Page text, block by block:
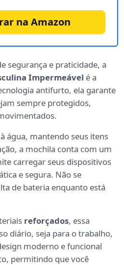
na Amazon
segurança e praticidade, a
Impermeável é a
antifurto, ela garante
sempre protegidos,
água, mantendo seus itens
a mochila conta com um
carregar seus dispositivos
e segura. Não se
de bateria enquanto está
reforçados, essa
diário, seja para o trabalho,
moderno e funcional
permitindo que você